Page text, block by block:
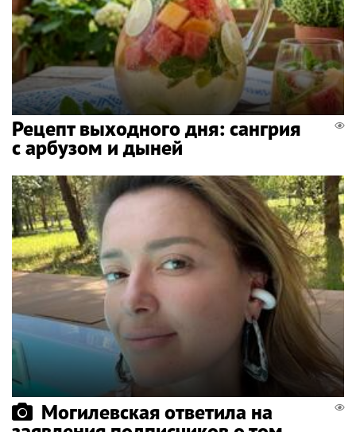
Рецепт выходного дня: сангрия
с арбузом и дыней
Могилевская ответила на